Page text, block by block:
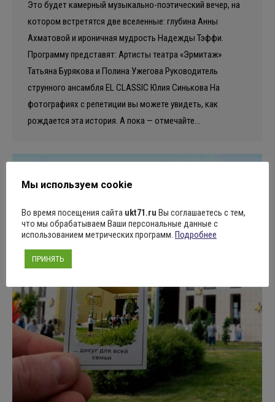
Это будет камерный музыкально-поэтический вечер, на
котором встретятся две вселенные: глубина Анны
Ахматовой и ироничная мудрость Надежды Тэффи.
Программу представят: Артисты театра «Эрмитаж»
Татьяна Бурякова и Полина Ужегова Руководитель
струнного ансамбля EL CLASSIC Юлия Синькова На
фотографиях с репетиции вы можете увидеть, как
рождается эта история. А пока — отмечайте…
Мы используем cookie
Во время посещения сайта ukt71.ru Вы соглашаетесь с тем,
что мы обрабатываем Ваши персональные данные с
использованием метрических программ. Подробнее
ПРИНЯТЬ